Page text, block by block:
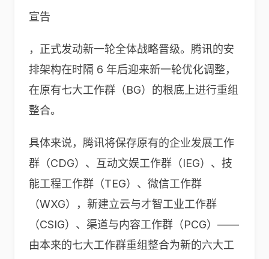
宣告
，正式发动新一轮全体战略晋级。腾讯的安
排架构在时隔 6 年后迎来新一轮优化调整，
在原有七大工作群（BG）的根底上进行重组
整合。
具体来说，腾讯将保存原有的企业发展工作
群（CDG）、互动文娱工作群（IEG）、技
能工程工作群（TEG）、微信工作群
（WXG），新建立云与才智工业工作群
（CSIG）、渠道与内容工作群（PCG）——
由本来的七大工作群重组整合为新的六大工